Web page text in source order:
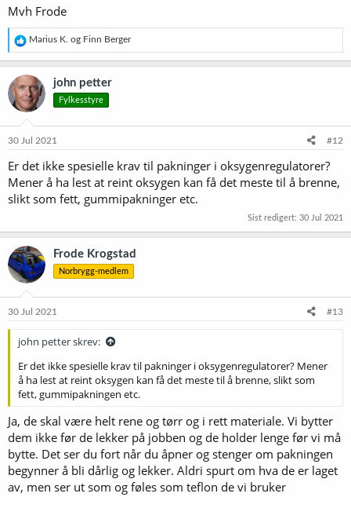
Mvh Frode
R
e
a
k
s
j
o
e
:
Marius K. og Finn Berger
john petter
Fylkesstyre
30 Jul 2021 #12
Er det ikke spesielle krav til pakninger i oksygenregulatorer?
Mener å ha lest at reint oksygen kan få det meste til å brenne,
slikt som fett, gummipakninger etc.
Sist redigert: 30 Jul 2021
Frode Krogstad
Norbrygg-medlem
30 Jul 2021 #13
john petter skrev:
Er det ikke spesielle krav til pakninger i oksygenregulatorer? Mener
å ha lest at reint oksygen kan få det meste til å brenne, slikt som
fett, gummipakningen etc.
Ja, de skal være helt rene og tørr og i rett materiale. Vi bytter
dem ikke før de lekker på jobben og de holder lenge før vi må
bytte. Det ser du fort når du åpner og stenger om pakningen
begynner å bli dårlig og lekker. Aldri spurt om hva de er laget
av, men ser ut som og føles som teflon de vi bruker